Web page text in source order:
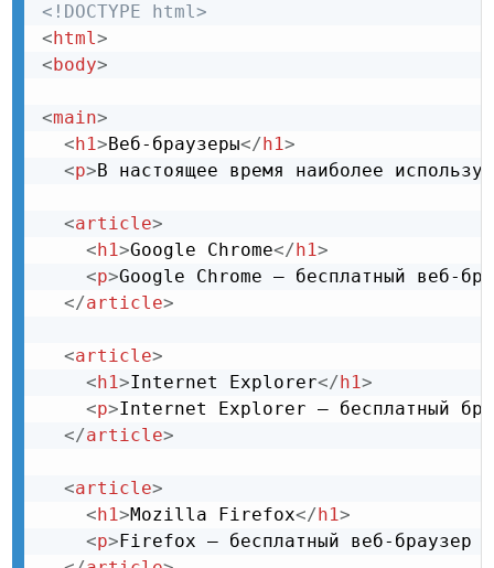
<!DOCTYPE html>
< html>
< body>
<main>
< h1>Веб-браузеры</ h1>
<p>В настоящее время наиболее
<article>
< h1>Google Chrome</ h1>
<p>Google Chrome — бесплатный веб-
</article>
<article>
< h1>Internet Explorer</ h1>
<p>Internet Explorer — бесплатный
</article>
<article>
< h1>Mozilla Firefox</ h1>
<p> Firefox — бесплатный веб-браузер